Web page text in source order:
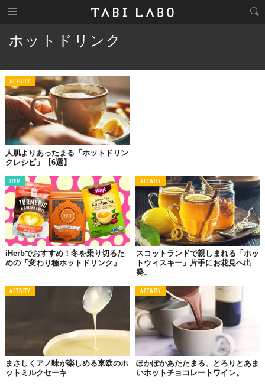
ホットドリンク
ACTIVITY
人肌よりあったまる「ホットドリン
クレシピ」【6選】
ITEM
iHerbでおすすめ！冬を乗り切るた
めの「変わり種ホットドリンク」
ACTIVITY
スコットランドで親しまれる「ホッ
トウィスキー」片手にお花見へ出
発。
ACTIVITY
まさしくアノ味が楽しめる東欧のホ
ットミルクセーキ
ACTIVITY
ぽかぽかあたたまる。とろりとあま
いホットチョコレートワイン。